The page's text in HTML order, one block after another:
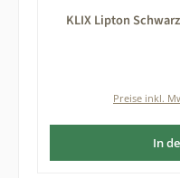
KLIX Lipton
Preise inkl.
In